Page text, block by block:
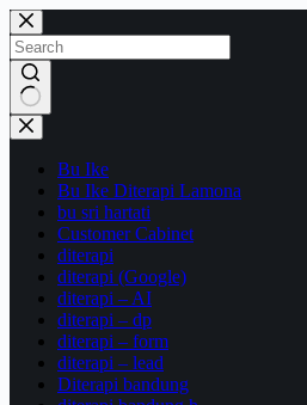
Skip
to
content
No
results
Bu Ike
Bu Ike Diterapi Lamona
bu sri hartati
Customer Cabinet
diterapi
diterapi (Google)
diterapi – AI
diterapi – dp
diterapi – form
diterapi – lead
Diterapi bandung